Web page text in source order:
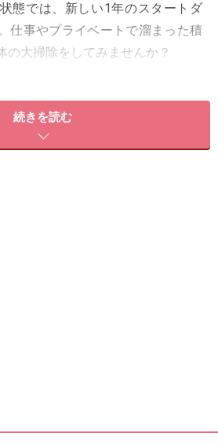
態では、新しい1年のスタートダ
仕事やプライベートで溜まった積
の大掃除をしてみませんか？
すすめアイテムをご紹介します。
続きを読む